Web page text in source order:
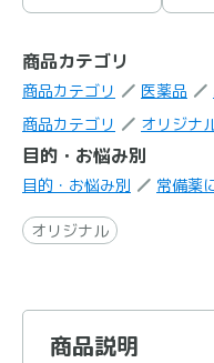
商品カテゴリ
商品カテゴリ 医薬品
商品カテゴリ
オリジナ
目的・お悩み別
目的・お悩み別 常備薬
オリジナル
商品説明